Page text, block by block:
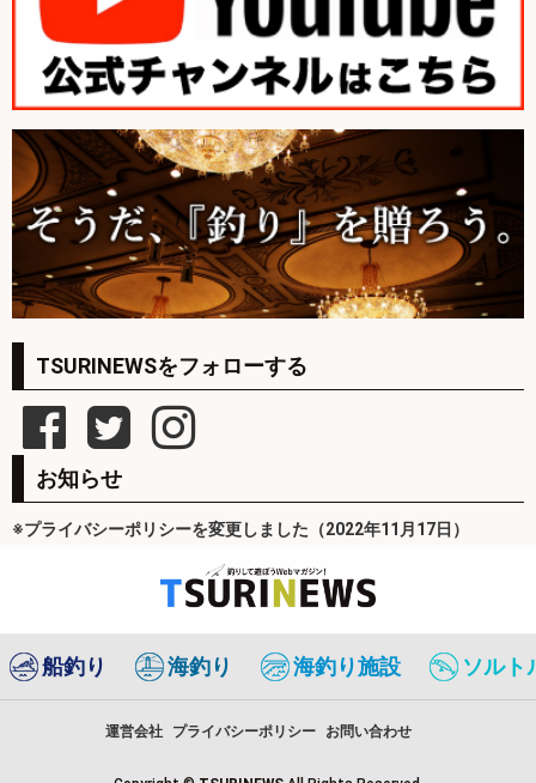
TSURINEWSをフォローする
お知らせ
※プライバシーポリシーを変更しました（2022年11月17日）
船釣り 海釣り 海釣り施設 ソルト
運営会社 プライバシーポリシー お問い合わせ